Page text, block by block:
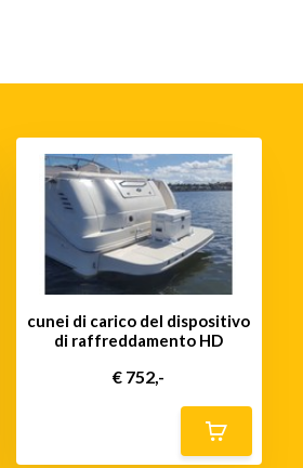
cunei di carico del dispositivo
di raffreddamento HD
€ 752,-